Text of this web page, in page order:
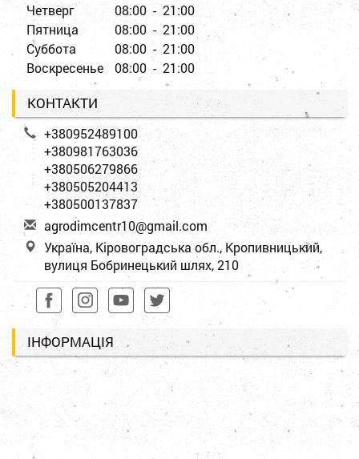
Четверг
08:00 - 21:00
Пятница
08:00 - 21:00
Суббота
08:00 - 21:00
Воскресенье
08:00 - 21:00
КОНТАКТИ
+380952489100
+380981763036
+380506279866
+380505204413
+380500137837
agrodimcentr10@gmail.com
Україна, Кіровоградська обл., Кропивницький,
вулиця Бобринецький шлях, 210
ІНФОРМАЦІЯ